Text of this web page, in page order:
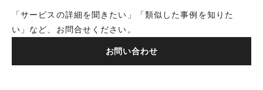
「サービスの詳細を聞きたい」「類似した事例を知りた
い」など、お問合せください。
お問い合わせ